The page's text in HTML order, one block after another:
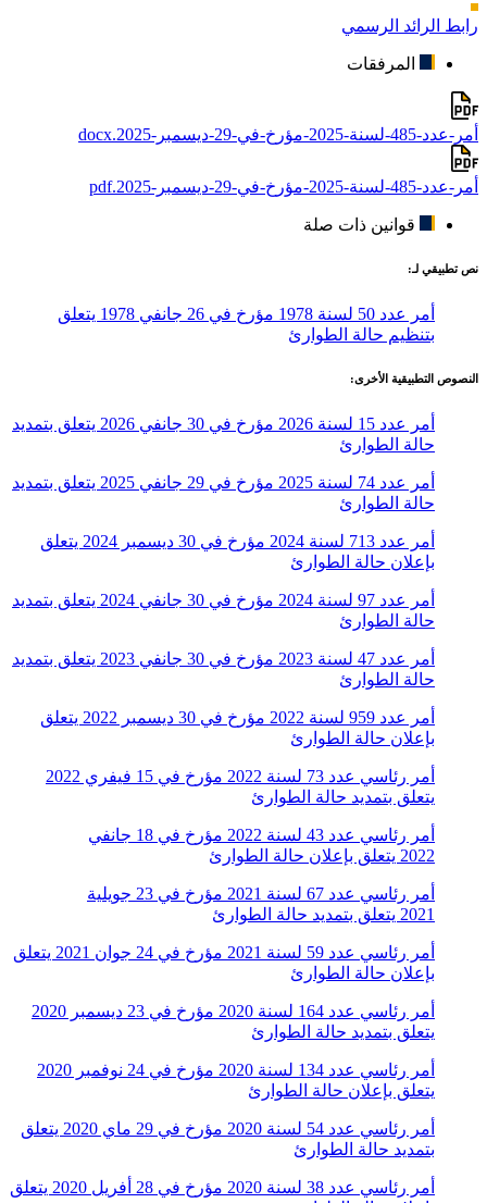
رابط الرائد الرسمي
المرفقات
أمر-عدد-485-لسنة-2025-مؤرخ-في-29-ديسمبر-2025.docx
أمر-عدد-485-لسنة-2025-مؤرخ-في-29-ديسمبر-2025.pdf
قوانين ذات صلة
نص تطبيقي لـ:
أمر عدد 50 لسنة 1978 مؤرخ في 26 جانفي 1978 يتعلق
بتنظيم حالة الطوارئ
النصوص التطبيقية الأخرى:
أمر عدد 15 لسنة 2026 مؤرخ في 30 جانفي 2026 يتعلق بتمديد
حالة الطوارئ
أمر عدد 74 لسنة 2025 مؤرخ في 29 جانفي 2025 يتعلق بتمديد
حالة الطوارئ
أمر عدد 713 لسنة 2024 مؤرخ في 30 ديسمبر 2024 يتعلق
بإعلان حالة الطوارئ
أمر عدد 97 لسنة 2024 مؤرخ في 30 جانفي 2024 يتعلق بتمديد
حالة الطوارئ
أمر عدد 47 لسنة 2023 مؤرخ في 30 جانفي 2023 يتعلق بتمديد
حالة الطوارئ
أمر عدد 959 لسنة 2022 مؤرخ في 30 ديسمبر 2022 يتعلق
بإعلان حالة الطوارئ
أمر رئاسي عدد 73 لسنة 2022 مؤرخ في 15 فيفري 2022
يتعلق بتمديد حالة الطوارئ
أمر رئاسي عدد 43 لسنة 2022 مؤرخ في 18 جانفي
2022 يتعلق بإعلان حالة الطوارئ
أمر رئاسي عدد 67 لسنة 2021 مؤرخ في 23 جويلية
2021 يتعلق بتمديد حالة الطوارئ
أمر رئاسي عدد 59 لسنة 2021 مؤرخ في 24 جوان 2021 يتعلق
بإعلان حالة الطوارئ
أمر رئاسي عدد 164 لسنة 2020 مؤرخ في 23 ديسمبر 2020
يتعلق بتمديد حالة الطوارئ
أمر رئاسي عدد 134 لسنة 2020 مؤرخ في 24 نوفمبر 2020
يتعلق بإعلان حالة الطوارئ
أمر رئاسي عدد 54 لسنة 2020 مؤرخ في 29 ماي 2020 يتعلق
بتمديد حالة الطوارئ
أمر رئاسي عدد 38 لسنة 2020 مؤرخ في 28 أفريل 2020 يتعلق